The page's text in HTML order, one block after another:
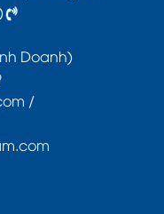
Doanh)
/